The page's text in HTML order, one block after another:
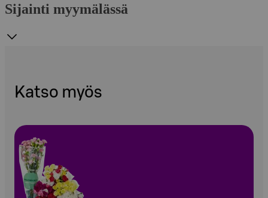
Sijainti myymälässä
Katso myös